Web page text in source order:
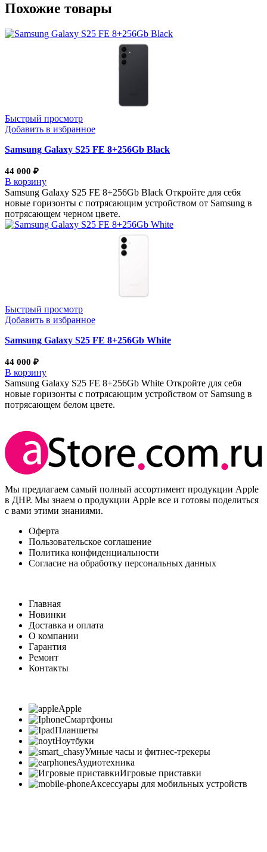
Похожие товары
Быстрый просмотр
Добавить в избранное
Samsung Galaxy S25 FE 8+256Gb Black
44 000 ₽
В корзину
Samsung Galaxy S25 FE 8+256Gb Black Откройте для себя
новые горизонты с потрясающим устройством от Samsung в
потрясающем черном цвете.
Быстрый просмотр
Добавить в избранное
Samsung Galaxy S25 FE 8+256Gb White
44 000 ₽
В корзину
Samsung Galaxy S25 FE 8+256Gb White Откройте для себя
новые горизонты с потрясающим устройством от Samsung в
потрясающем белом цвете.
Мы предлагаем самый полный ассортимент продукции Apple
в ДНР. Мы знаем о продукции Apple все и готовы поделиться
с вами этими знаниями.
Оферта
Пользовательское соглашение
Политика конфиденциальности
Согласие на обработку персональных данных
Главная
Новинки
Доставка и оплата
О компании
Гарантия
Ремонт
Контакты
Apple
Смартфоны
Планшеты
Ноутбуки
Умные часы и фитнес-трекеры
Аудиотехника
Игровые приставки
Аксессуары для мобильных устройств